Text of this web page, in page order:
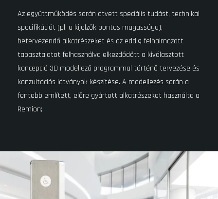
Az együttműködés során átvett speciális tudást, technikai
specifikációt (pl. a kijelzők pontos magassága),
betervezendő alkatrészeket és az eddig felhalmozott
tapasztalatot felhasználva elkezdődött a kiválasztott
koncepció 3D modellező programmal történő tervezése és
konzultációs látványok készítése. A modellezés során a
fentebb említett, előre gyártott alkatrészeket használta a
Remion;